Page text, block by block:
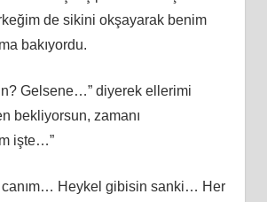
de sikini okşayarak benim
bakıyordu.
Gelsene…” diyerek ellerimi
bekliyorsun, zamanı
işte…”
canım… Heykel gibisin sanki… Her